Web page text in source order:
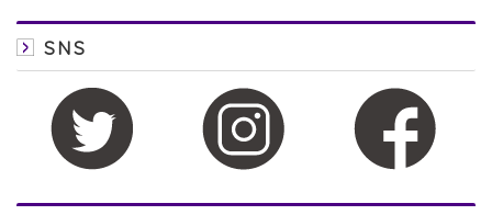
SNS